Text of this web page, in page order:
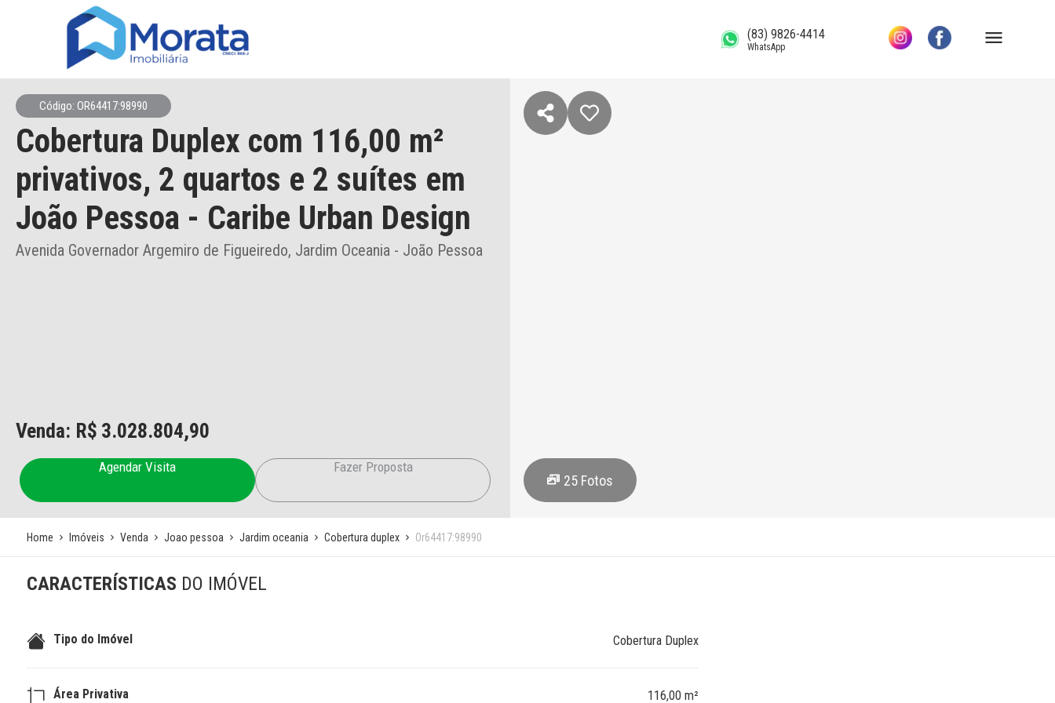
(83) 9826-4414
WhatsApp
Código: OR64417:98990
Cobertura Duplex com 116,00 m²
privativos, 2 quartos e 2 suítes em
João Pessoa - Caribe Urban Design
Avenida Governador Argemiro de Figueiredo, Jardim Oceania - João Pessoa
Venda: R$ 3.028.804,90
Agendar Visita Fazer Proposta
25 Fotos
Home Imóveis Venda Joao pessoa Jardim oceania Cobertura duplex Or64417:98990
CARACTERÍSTICAS DO IMÓVEL
Tipo do Imóvel Cobertura Duplex
Área Privativa 116,00 m²